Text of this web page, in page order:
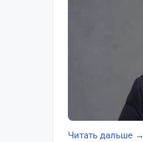
Читать дальше →